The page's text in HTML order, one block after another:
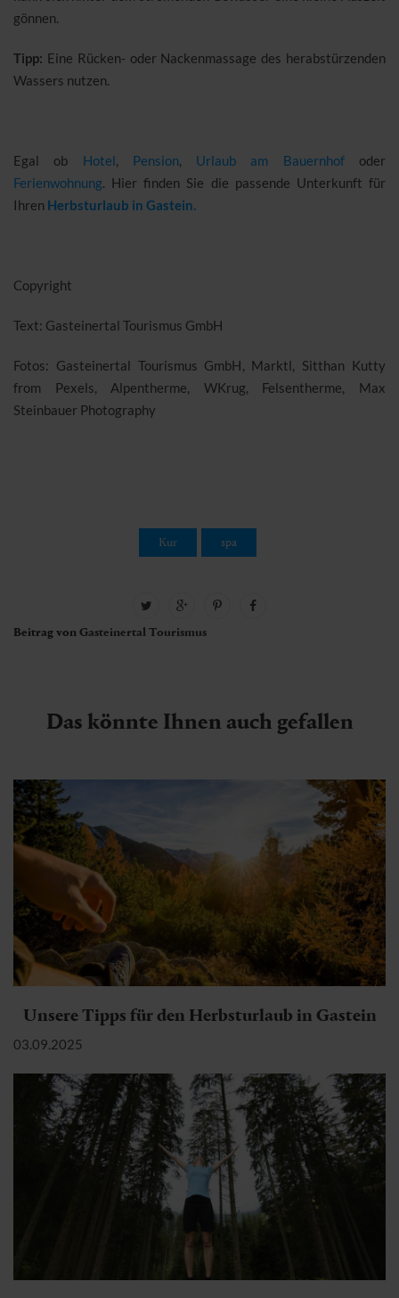
gönnen.
Tipp: Eine Rücken- oder Nackenmassage des herabstürzenden
Wassers nutzen.
Egal ob Hotel, Pension, Urlaub am Bauernhofoder
Ferienwohnung. Hier finden Sie die passende Unterkunft für
Ihren Herbsturlaub in Gastein.
Copyright
Text: Gasteinertal Tourismus GmbH
Fotos: Gasteinertal Tourismus GmbH, Marktl, Sitthan Kutty
from Pexels, Alpentherme, WKrug, Felsentherme, Max
Steinbauer Photography
Kur spa
Beitrag vonGasteinertal Tourismus
Das könnte Ihnen auch gefallen
Unsere Tipps für den Herbsturlaub in Gastein
03.09.2025